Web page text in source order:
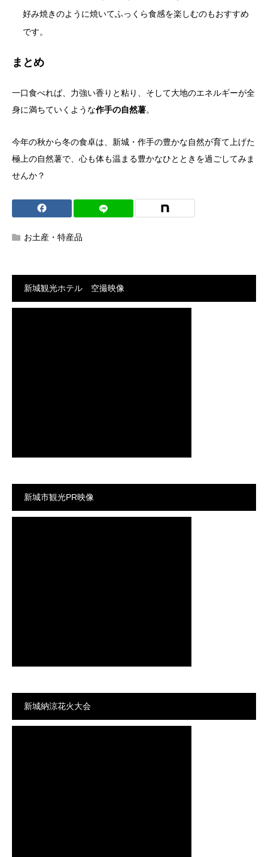
好み焼きのように焼いてふっくら食感を楽しむのもおすすめ
です。
まとめ
一口食べれば、力強い香りと粘り、そして大地のエネルギーが全
身に満ちていくような作手の自然薯。
今年の秋から冬の食卓は、新城・作手の豊かな自然が育て上げた
極上の自然薯で、心も体も温まる豊かなひとときを過ごしてみま
せんか？
お土産・特産品
新城観光ホテル 空撮映像
新城市観光PR映像
新城納涼花火大会